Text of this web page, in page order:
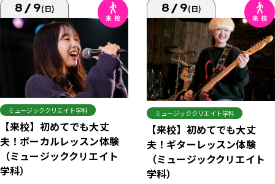
8/9(日)
ミュージッククリエイト学科
【来校】初めてでも大丈
夫！ボーカルレッスン体験
（ミュージッククリエイト
学科）
8/9(日)
ミュージッククリエイト学科
【来校】初めてでも大丈
夫！ギターレッスン体験
（ミュージッククリエイト
学科）